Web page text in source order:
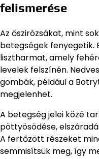
felismerése
Az őszirózsákat, mint
betegségek fenyegetik.
lisztharmat, amely
levelek felszínén.
gombák, például a
megjelenhet.
A betegség jelei közé
pöttyösödése,
A fertőzött részeket
semmisítsük meg, így